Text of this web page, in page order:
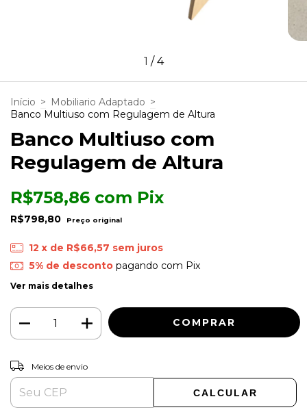
1 /4
Início > Mobiliario Adaptado >
Banco Multiuso com Regulagem de Altura
Banco Multiuso com
Regulagem de Altura
R$798,80
R$758,86 com Pix
12 x de R$66,57 sem juros
5% de descontopagando com Pix
Ver mais detalhes
Entregas para o CEP:
Meios de envio
CALCULAR